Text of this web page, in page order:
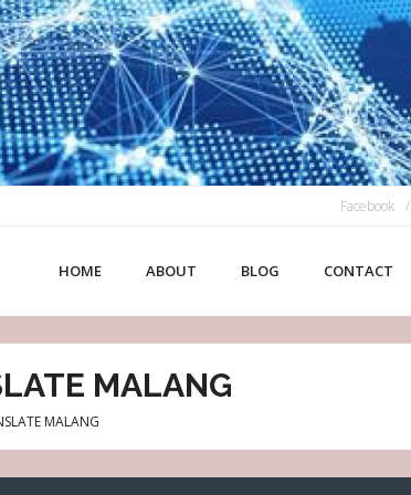
Facebook
HOME ABOUT BLOG CONTACT
MALANG
MALANG